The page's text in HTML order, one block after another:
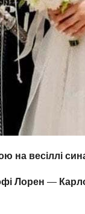
на весіллі
Лорен —